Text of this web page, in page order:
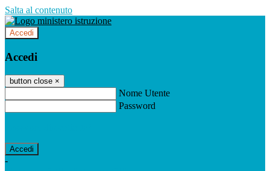
Salta al contenuto
Accedi
Accedi
button close ×
Nome Utente
Password
-